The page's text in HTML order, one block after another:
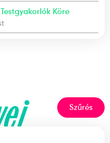
Köre
Szűrés